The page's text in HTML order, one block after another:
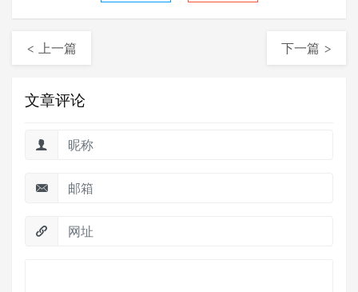
< 上一篇 下一篇 >
文章评论